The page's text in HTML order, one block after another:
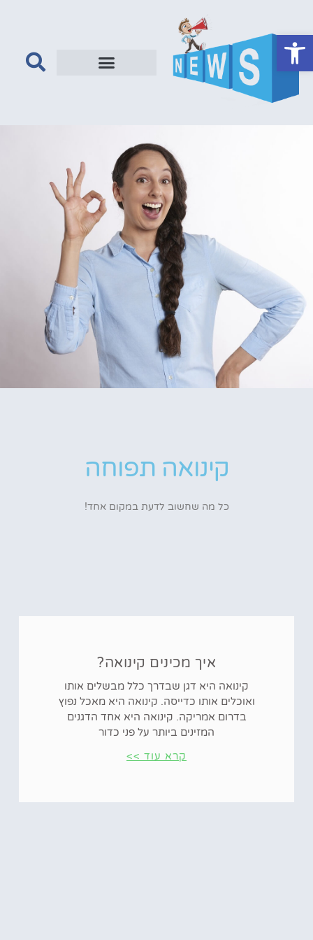
קינואה תפוחה
כל מה שחשוב לדעת במקום אחד!
איך מכינים קינואה?
קינואה היא דגן שבדרך כלל מבשלים אותו
ואוכלים אותו כדייסה. קינואה היא מאכל נפוץ
בדרום אמריקה. קינואה היא אחד הדגנים
המזינים ביותר על פני כדור
קרא עוד >>
פתח סרגל נגישות